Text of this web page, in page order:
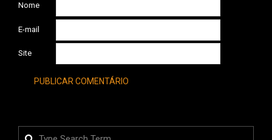
Nome
E-mail
Site
Search